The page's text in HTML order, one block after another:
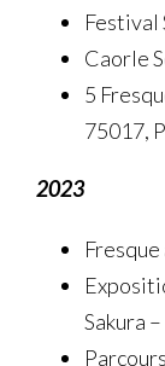
Festival
Caorle
5
75017,
2023
Sakura